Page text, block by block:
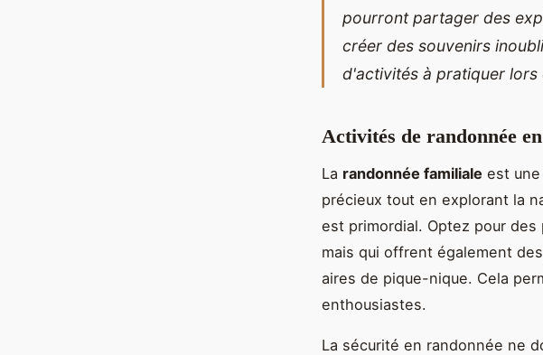
pourront partager des
créer des souvenirs
d'activités à pratiquer lors
Activités de randonnée
La randonnée familiale est
précieux tout en explorant la
est primordial. Optez pour
mais qui offrent également
aires de pique-nique. Cela
enthousiastes.
La sécurité en randonnée ne